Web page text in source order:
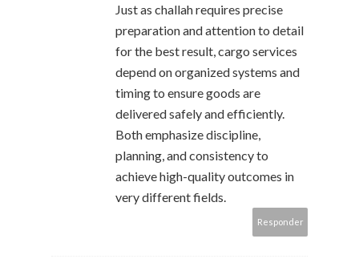
Just as challah requires precise
preparation and attention to detail
for the best result, cargo services
depend on organized systems and
timing to ensure goods are
delivered safely and efficiently.
Both emphasize discipline,
planning, and consistency to
achieve high-quality outcomes in
very different fields.
Responder